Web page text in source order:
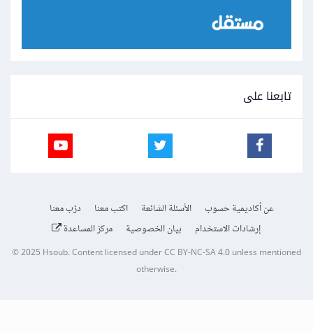
تابعنا على
عن أكاديمية حسوب الأسئلة الشائعة اكتب معنا
درّب معنا
إرشادات الاستخدام
بيان الخصوصية مركز المساعدة
© 2025 Hsoub.Content licensed underCC BY-NC-SA 4.0unless mentioned
otherwise.